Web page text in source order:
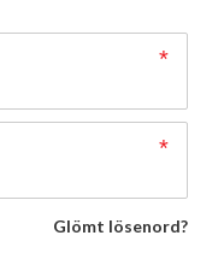
Glömt lösenord?